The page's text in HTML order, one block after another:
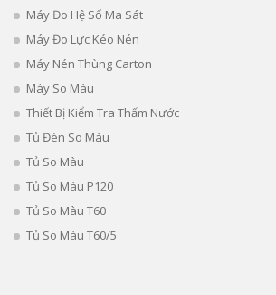
Máy Đo Hệ Số Ma Sát
Máy Đo Lực Kéo Nén
Máy Nén Thùng Carton
Máy So Màu
Thiết Bị Kiểm Tra Thấm Nước
Tủ Đèn So Màu
Tủ So Màu
Tủ So Màu P120
Tủ So Màu T60
Tủ So Màu T60/5